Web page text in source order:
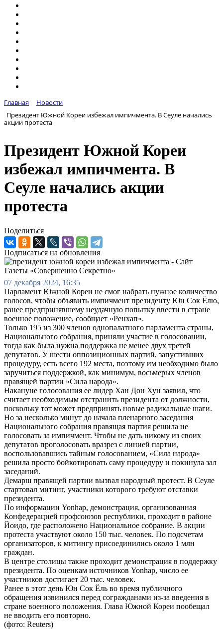
Главная
Новости
Президент Южной Кореи избежал импичмента. В Сеуле начались
акции протеста
Президент Южной Кореи
избежал импичмента. В
Сеуле начались акции
протеста
Поделиться
Подписаться на обновления
07 декабря 2024, 16:35
Парламент Южной Кореи не смог набрать нужное количество
голосов, чтобы объявить импичмент президенту Юн Сок Ёлю,
ранее предпринявшему неудачную попытку ввести в стране
военное положение, сообщает «Ренхап».
Только 195 из 300 членов однопалатного парламента страны,
Национального собрания, приняли участие в голосовании,
тогда как была нужна поддержка не менее двух третей
депутатов. У шести оппозиционных партий, запустивших
процедуру, есть всего 192 места, поэтому им необходимо было
заручиться поддержкой, как минимум, восьмерых членов
правящей партии «Сила народа».
Накануне голосования ее лидер Хан Дон Хун заявил, что
считает необходимым отстранить президента от должности,
поскольку тот может предпринять новые радикальные шаги.
Но за несколько минут до начала пленарного заседания
Национального собрания правящая партия решила не
голосовать за импичмент. Чтобы не дать никому из своих
депутатов проголосовать вразрез с линией партии,
воспользовавшись тайным голосованием, «Сила народа»
решила просто бойкотировать саму процедуру и покинула зал
заседаний.
Демарш правящей партии вызвал народный протест. В Сеуле
стартовал митинг, участники которого требуют отставки
президента.
По информации Yonhap, демонстрация, организованная
Конфедерацией профсоюзов республики, проходит в районе
Йоидо, где расположено Национальное собрание. В акции
протеста участвуют около 150 тыс. человек. По подсчетам
организаторов, к митингу присоединились около 1 млн
граждан.
В центре столицы также проходит демонстрация в поддержку
президента. По оценкам источников Yonhap, число ее
участников достигает 20 тыс. человек.
Ранее в этот день Юн Сок Ёль во время публичного
обращения извинился перед согражданами из-за введения в
стране военного положения. Глава Южной Кореи пообещал
не вводить его повторно.
(фото: Reuters)